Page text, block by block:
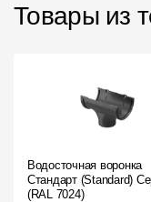
Товары из
Водосточная воронка
Стандарт (Standard)
(RAL 7024)